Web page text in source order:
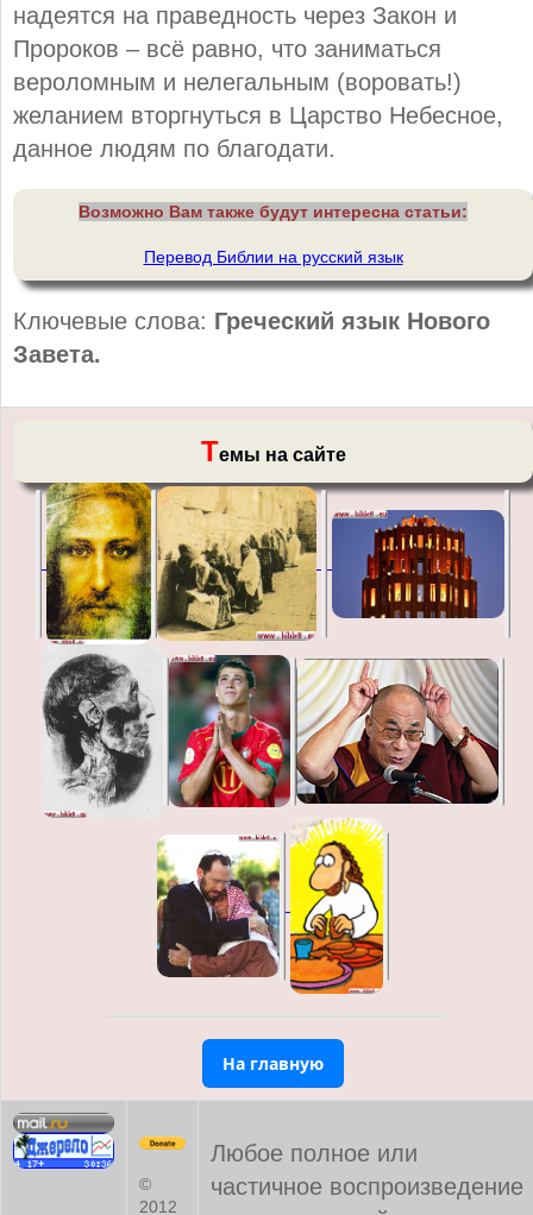
надеятся на праведность через Закон и
Пророков – всё равно, что заниматься
вероломным и нелегальным (воровать!)
желанием вторгнуться в Царство Небесное,
данное людям по благодати.
Возможно Вам также будут интересна статьи:
Перевод Библии на русский язык
Ключевые слова: Греческий язык Нового
Завета.
Темы на сайте
На главную
©
2012
Любое полное или
частичное воспроизведение